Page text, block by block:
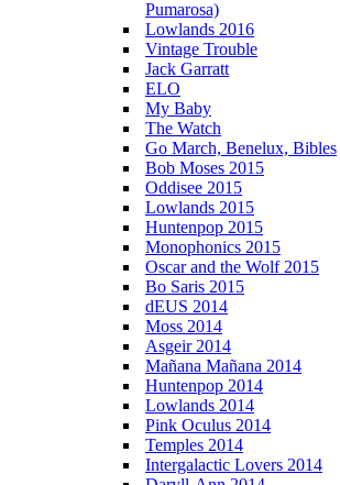
Pumarosa)
Lowlands 2016
Vintage Trouble
Jack Garratt
ELO
My Baby
The Watch
Go March, Benelux, Bibles
Bob Moses 2015
Oddisee 2015
Lowlands 2015
Huntenpop 2015
Monophonics 2015
Oscar and the Wolf 2015
Bo Saris 2015
dEUS 2014
Moss 2014
Asgeir 2014
Mañana Mañana 2014
Huntenpop 2014
Lowlands 2014
Pink Oculus 2014
Temples 2014
Intergalactic Lovers 2014